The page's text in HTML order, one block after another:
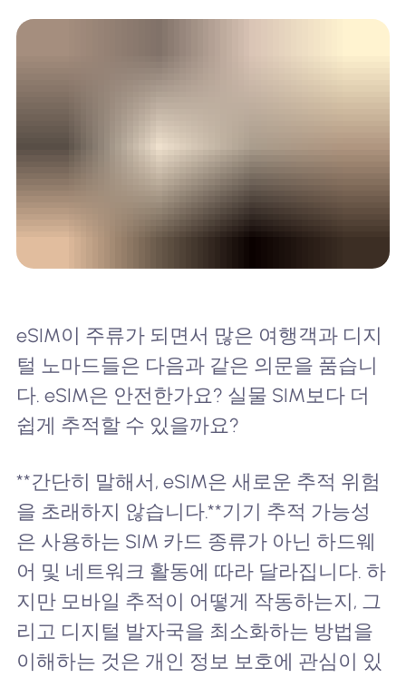
eSIM이 주류가 되면서 많은 여행객과 디지
털 노마드들은 다음과 같은 의문을 품습니
다. eSIM은 안전한가요? 실물 SIM보다 더
쉽게 추적할 수 있을까요?
**간단히 말해서, eSIM은 새로운 추적 위험
을 초래하지 않습니다.**기기 추적 가능성
은 사용하는 SIM 카드 종류가 아닌 하드웨
어 및 네트워크 활동에 따라 달라집니다. 하
지만 모바일 추적이 어떻게 작동하는지, 그
리고 디지털 발자국을 최소화하는 방법을
이해하는 것은 개인 정보 보호에 관심이 있